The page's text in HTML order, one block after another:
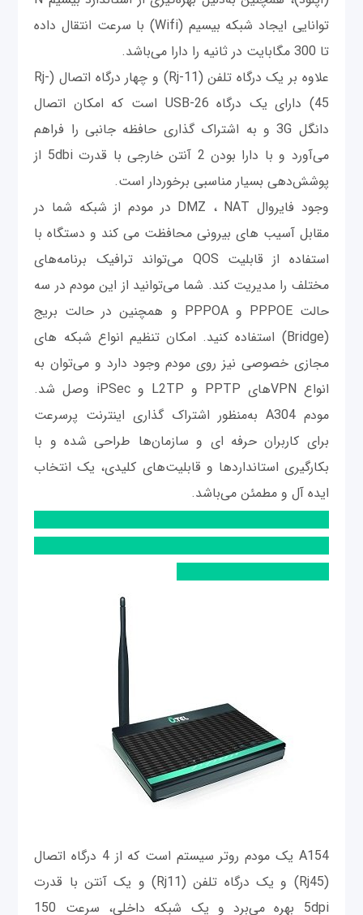
توانایی ایجاد شبکه بیسیم (Wifi) با سرعت انتقال داده
تا 300 مگابایت در ثانیه را دارا می‌باشد.
علاوه بر یک درگاه تلفن (Rj-11) و چهار درگاه اتصال (Rj-
45) دارای یک درگاه USB-26 است که امکان اتصال
دانگل 3G و به اشتراک گذاری حافظه جانبی را فراهم
می‌آورد و با دارا بودن 2 آنتن خارجی با قدرت 5dbi از
پوشش‌دهی بسیار مناسبی برخوردار است.
وجود فایروال DMZ ، NAT در مودم از شبکه شما در
مقابل آسیب های بیرونی محافظت می کند و دستگاه با
استفاده از قابلیت QOS می‌تواند ترافیک برنامه‌های
مختلف را مدیریت کند. شما می‌توانید از این مودم در سه
حالت PPPOE و PPPOA و همچنین در حالت بریج
(Bridge) استفاده کنید. امکان تنظیم انواع شبکه های
مجازی خصوصی نیز روی مودم وجود دارد و می‌توان به
انواع VPNهای PPTP و L2TP و iPSec وصل شد.
مودم A304 به‌منظور اشتراک گذاری اینترنت پرسرعت
برای کاربران حرفه ای و سازمان‌ها طراحی شده و با
بکارگیری استانداردها و قابلیت‌های کلیدی، یک انتخاب
ایده آل و مطمئن می‌باشد.
A154 یک مودم روتر سیستم است که از 4 درگاه اتصال
(Rj45) و یک درگاه تلفن (Rj11) و یک آنتن با قدرت
5dpi بهره می‌برد و یک شبکه داخلی، سرعت 150